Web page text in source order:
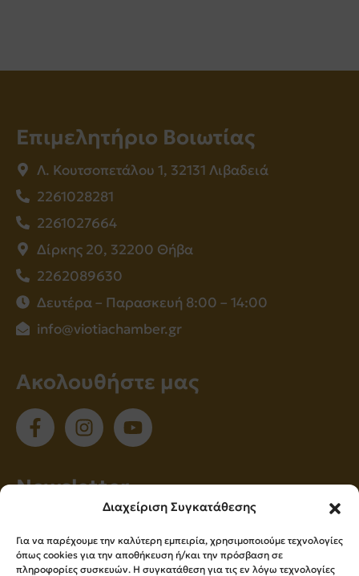
Διαχείριση Συγκατάθεσης
Για να παρέχουμε την καλύτερη εμπειρία, χρησιμοποιούμε τεχνολογίες
όπως cookies για την αποθήκευση ή/και την πρόσβαση σε
πληροφορίες συσκευών. Η συγκατάθεση για τις εν λόγω τεχνολογίες
Επιμελητήριο Βοιωτίας
Λ. Κουτσοπετάλου 1, 32131 Λιβαδειά
2261028281
2261027664
Δίρκης 20, 32200 Θήβα
2262089630
Δευτέρα – Παρασκευή 8:00 – 14:00
info@viotiachamber.gr
Ακολουθήστε μας
Νewsletter
ενημερώνεστε πρώτοι για όλα τα νέα μας!